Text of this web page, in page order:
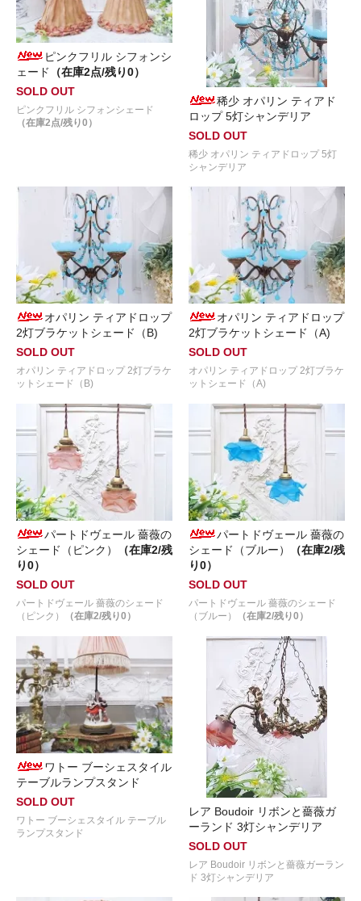
ピンクフリル シフォンシ
ェード
（在庫2点/残り0）
SOLD OUT
ピンクフリル シフォンシェード
（在庫2点/残り0）
稀少 オパリン ティアド
ロップ 5灯シャンデリア
SOLD OUT
稀少 オパリン ティアドロップ 5灯
シャンデリア
オパリン ティアドロップ
2灯ブラケットシェード（B)
SOLD OUT
オパリン ティアドロップ 2灯ブラケ
ットシェード（B)
オパリン ティアドロップ
2灯ブラケットシェード（A)
SOLD OUT
オパリン ティアドロップ 2灯ブラケ
ットシェード（A)
パートドヴェール 薔薇の
シェード（ピンク）
（在庫2/残
り0）
SOLD OUT
パートドヴェール 薔薇のシェード
（ピンク）
（在庫2/残り0）
パートドヴェール 薔薇の
シェード（ブルー）
（在庫2/残
り0）
SOLD OUT
パートドヴェール 薔薇のシェード
（ブルー）
（在庫2/残り0）
ワトー ブーシェスタイル
テーブルランプスタンド
SOLD OUT
ワトー ブーシェスタイル テーブル
ランプスタンド
レア Boudoir リボンと薔薇ガ
ーランド 3灯シャンデリア
SOLD OUT
レア Boudoir リボンと薔薇ガーラン
ド 3灯シャンデリア